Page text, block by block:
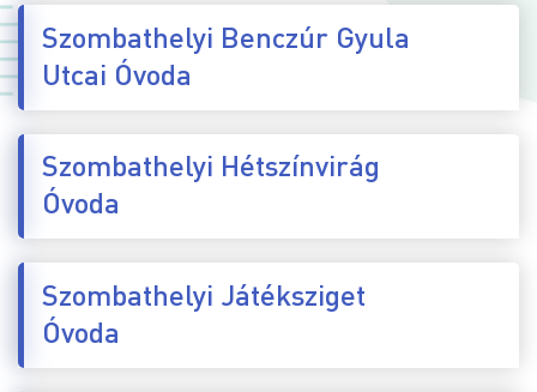
Szombathelyi Benczúr Gyula
Utcai Óvoda
Szombathelyi Hétszínvirág
Óvoda
Szombathelyi Játéksziget
Óvoda